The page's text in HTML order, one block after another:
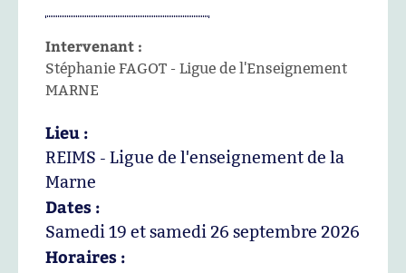
Intervenant :
Stéphanie FAGOT - Ligue de l'Enseignement
MARNE
Lieu :
REIMS - Ligue de l'enseignement de la
Marne
Dates :
Samedi 19 et samedi 26 septembre 2026
Horaires :